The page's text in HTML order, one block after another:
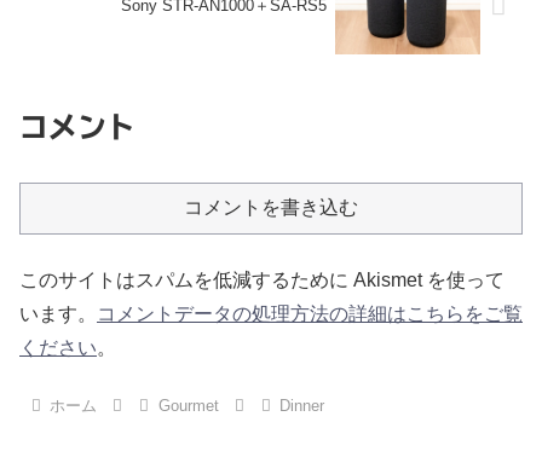
Sony STR-AN1000＋SA-RS5
コメント
コメントを書き込む
このサイトはスパムを低減するために Akismet を使って
います。
コメントデータの処理方法の詳細はこちらをご覧
ください。
ホーム Gourmet Dinner